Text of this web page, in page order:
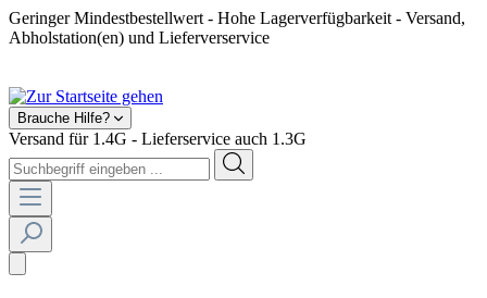
Geringer Mindestbestellwert - Hohe Lagerverfügbarkeit - Versand,
Abholstation(en) und Lieferverservice
Brauche Hilfe?
Versand für 1.4G - Lieferservice auch 1.3G